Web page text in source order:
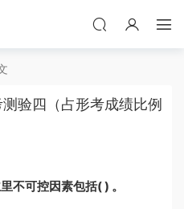
验四（占形考成绩比例
不可控因素包括( ) 。